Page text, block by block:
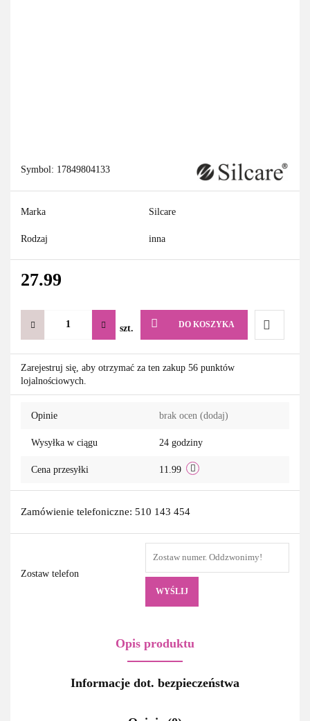
Symbol: 17849804133
Marka Silcare
Rodzaj inna
27.99
szt. DO KOSZYKA
Do
Zarejestruj się, aby otrzymać za ten zakup 56 punktów
lojalnościowych.
Opinie brak ocen (dodaj)
Wysyłka w ciągu 24 godziny
Cena przesyłki 11.99
Zamówienie telefoniczne: 510 143 454
Zostaw telefon
WYŚLIJ
Opis produktu
Informacje dot. bezpieczeństwa